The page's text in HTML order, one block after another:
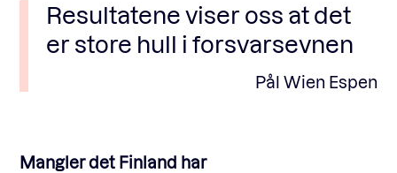
Resultatene viser oss at det
er store hull i forsvarsevnen
Pål Wien Espen
Mangler det Finland har